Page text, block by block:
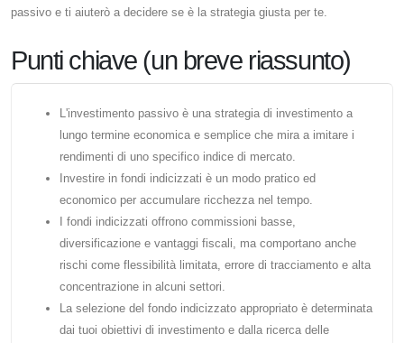
passivo e ti aiuterò a decidere se è la strategia giusta per te.
Punti chiave (un breve riassunto)
L'investimento passivo è una strategia di investimento a
lungo termine economica e semplice che mira a imitare i
rendimenti di uno specifico indice di mercato.
Investire in fondi indicizzati è un modo pratico ed
economico per accumulare ricchezza nel tempo.
I fondi indicizzati offrono commissioni basse,
diversificazione e vantaggi fiscali, ma comportano anche
rischi come flessibilità limitata, errore di tracciamento e alta
concentrazione in alcuni settori.
La selezione del fondo indicizzato appropriato è determinata
dai tuoi obiettivi di investimento e dalla ricerca delle